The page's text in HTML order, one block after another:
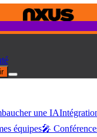
une IA
équipes🎤